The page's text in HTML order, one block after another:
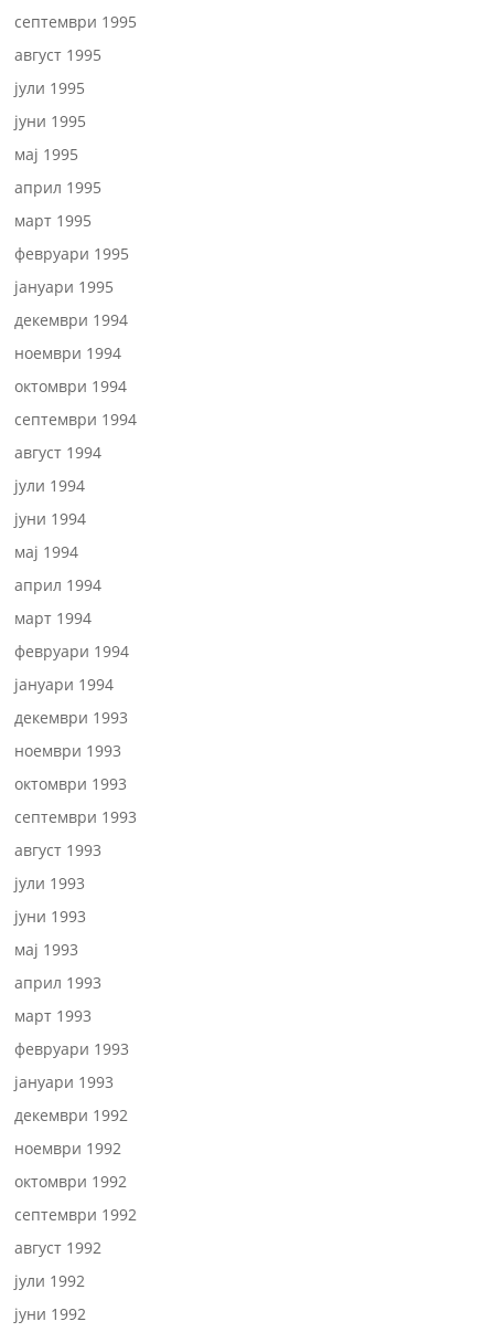
септември 1995
август 1995
јули 1995
јуни 1995
мај 1995
април 1995
март 1995
февруари 1995
јануари 1995
декември 1994
ноември 1994
октомври 1994
септември 1994
август 1994
јули 1994
јуни 1994
мај 1994
април 1994
март 1994
февруари 1994
јануари 1994
декември 1993
ноември 1993
октомври 1993
септември 1993
август 1993
јули 1993
јуни 1993
мај 1993
април 1993
март 1993
февруари 1993
јануари 1993
декември 1992
ноември 1992
октомври 1992
септември 1992
август 1992
јули 1992
јуни 1992